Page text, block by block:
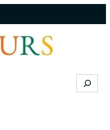
Search